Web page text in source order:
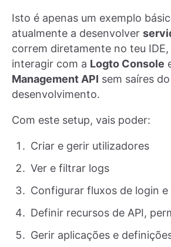
Isto é apenas um exemplo
atualmente a desenvolver
correm diretamente no teu
interagir com a Logto Console
Management API sem saíres
desenvolvimento.
Com este setup, vais poder:
Criar e gerir utilizadores
Ver e filtrar logs
Configurar fluxos de login e
Definir recursos de API,
Gerir aplicações e